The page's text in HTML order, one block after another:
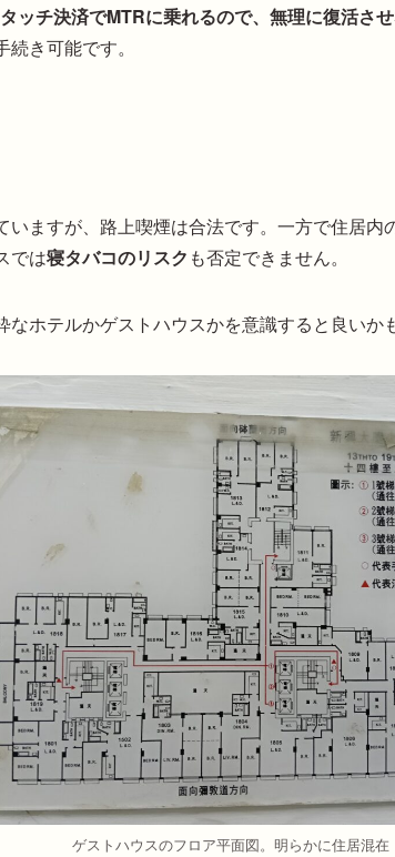
ッチ決済でMTRに乗れるので、無理に復活さ
き可能です。
いますが、路上喫煙は合法です。一方で住居内
では寝タバコのリスク も否定できません。
なホテルかゲストハウスかを意識すると良いか
ゲストハウスのフロア平面図。明らかに住居混在